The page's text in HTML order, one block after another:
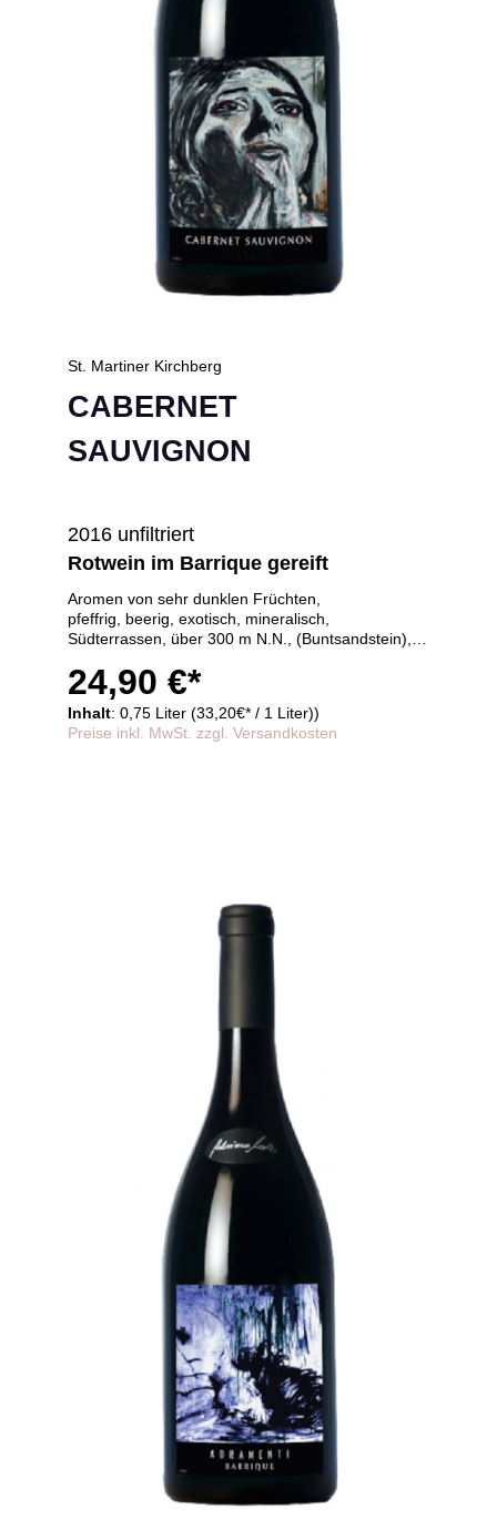
St. Martiner Kirchberg
CABERNET
SAUVIGNON
2016 unfiltriert
Rotwein im Barrique gereift
Aromen von sehr dunklen Früchten,
pfeffrig, beerig, exotisch, mineralisch,
Südterrassen, über 300 m N.N., (Buntsandstein),
Terroir,
30 Monate im Barrique gereift
24,90 €*
Inhalt: 0,75 Liter (33,20€* / 1 Liter))
Preise inkl. MwSt. zzgl. Versandkosten